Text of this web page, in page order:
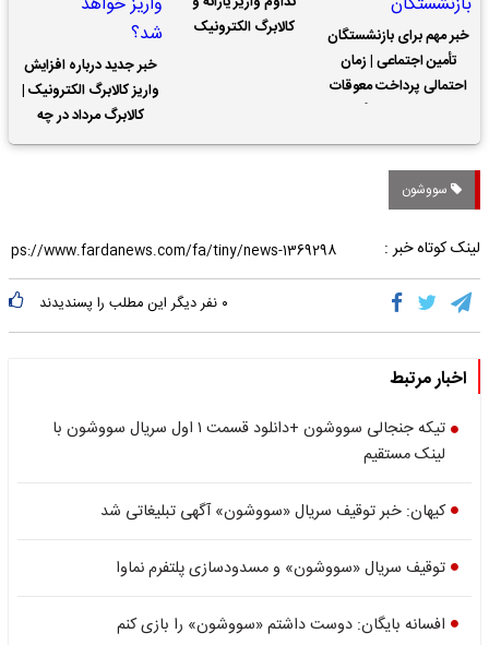
خبر مهم برای بازنشستگان
تأمین اجتماعی | زمان
احتمالی پرداخت معوقات
کالابرگ الکترونیک
خبر جدید درباره افزایش
واریز کالابرگ الکترونیک |
کالابرگ مرداد در چه
تاریخی واریز خواهد شد؟
سووشون
لینک کوتاه خبر :
۰ نفر دیگر این مطلب را پسندیدند
اخبار مرتبط
تیکه جنجالی سووشون +دانلود قسمت ۱ اول سریال سووشون با
لینک مستقیم
کیهان: خبر توقیف سریال «سووشون» آگهی تبلیغاتی شد
توقیف سریال «سووشون» و مسدودسازی پلتفرم نماوا
افسانه بایگان: دوست داشتم «سووشون» را بازی کنم